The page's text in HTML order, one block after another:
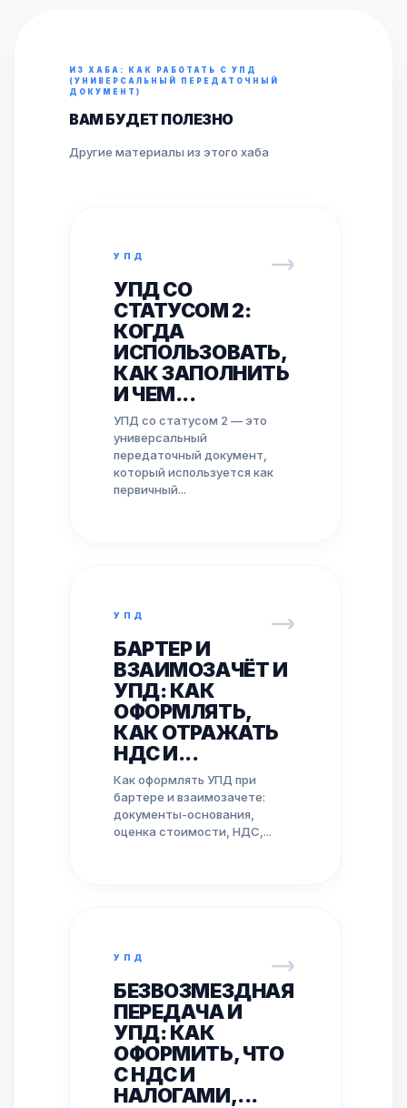
ИЗ ХАБА: КАК РАБОТАТЬ С УПД
(УНИВЕРСАЛЬНЫЙ ПЕРЕДАТОЧНЫЙ
ДОКУМЕНТ)
ВАМ БУДЕТ ПОЛЕЗНО
Другие материалы из этого хаба
УПД
УПД СО
СТАТУСОМ 2:
КОГДА
ИСПОЛЬЗОВАТЬ,
КАК ЗАПОЛНИТЬ
И ЧЕМ...
УПД со статусом 2 — это
универсальный
передаточный документ,
который используется как
первичный...
УПД
БАРТЕР И
ВЗАИМОЗАЧЁТ И
УПД: КАК
ОФОРМЛЯТЬ,
КАК ОТРАЖАТЬ
НДС И...
Как оформлять УПД при
бартере и взаимозачете:
документы-основания,
оценка стоимости, НДС,...
УПД
БЕЗВОЗМЕЗДНАЯ
ПЕРЕДАЧА И
УПД: КАК
ОФОРМИТЬ, ЧТО
С НДС И
НАЛОГАМИ,...